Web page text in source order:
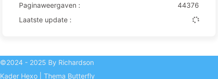
Paginaweergaven :
44376
Laatste update :
©2024 - 2025 By Richardson
Kader Hexo Thema Butterfly